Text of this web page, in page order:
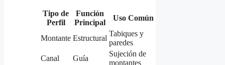
Tipo de
Perfil
Función
Principal
Uso Común
Montante Estructural
Tabiques y
paredes
Canal
Guía
Sujeción de
montantes